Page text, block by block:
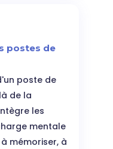
postes de
poste de
de la
les
mentale
mémoriser, à